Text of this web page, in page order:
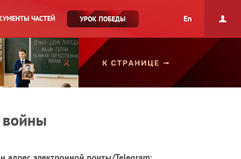
ЧАСТЕЙ УРОК ПОБЕДЫ En
войны